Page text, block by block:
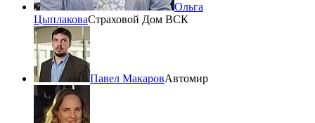
Ольга
ЦыплаковаСтраховой Дом ВСК
Павел МакаровАвтомир